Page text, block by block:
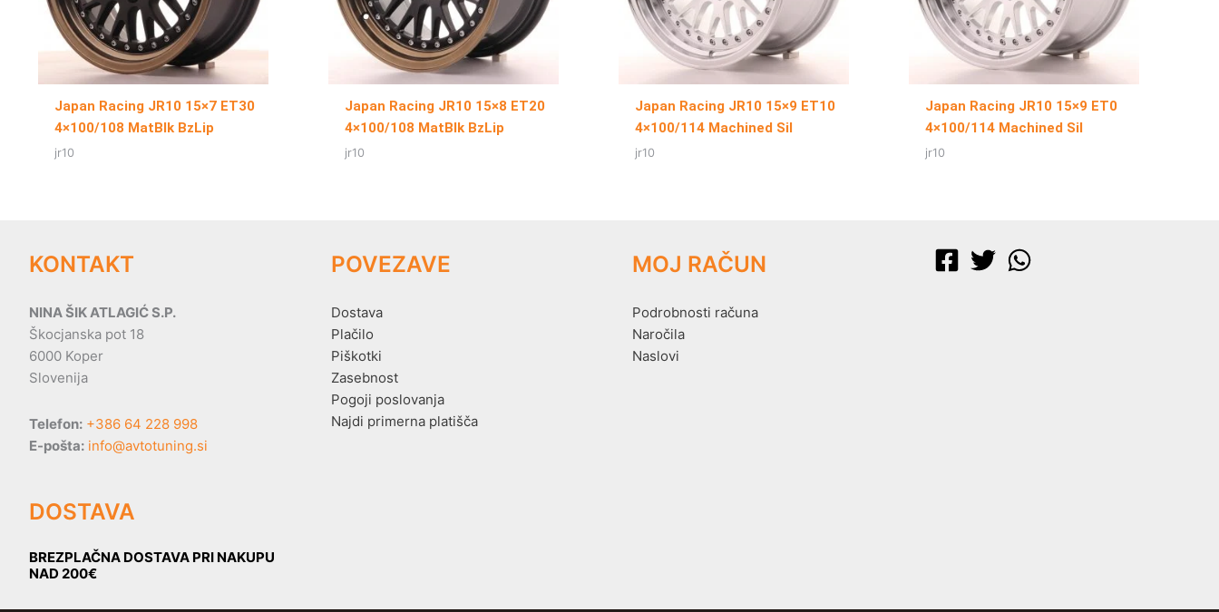
Japan Racing JR10 15×7 ET30
4×100/108 MatBlk BzLip
jr10
Japan Racing JR10 15×8 ET20
4×100/108 MatBlk BzLip
jr10
Japan Racing JR10 15×9 ET10
4×100/114 Machined Sil
jr10
Japan Racing JR10 15×9 ET0
4×100/114 Machined Sil
jr10
KONTAKT
NINA ŠIK ATLAGIĆ S.P.
Škocjanska pot 18
6000 Koper
Slovenija
Telefon: +386 64 228 998
E-pošta: info@avtotuning.si
DOSTAVA
BREZPLAČNA DOSTAVA PRI NAKUPU
NAD 200€
POVEZAVE
Dostava
Plačilo
Piškotki
Zasebnost
Pogoji poslovanja
Najdi primerna platišča
MOJ RAČUN
Podrobnosti računa
Naročila
Naslovi